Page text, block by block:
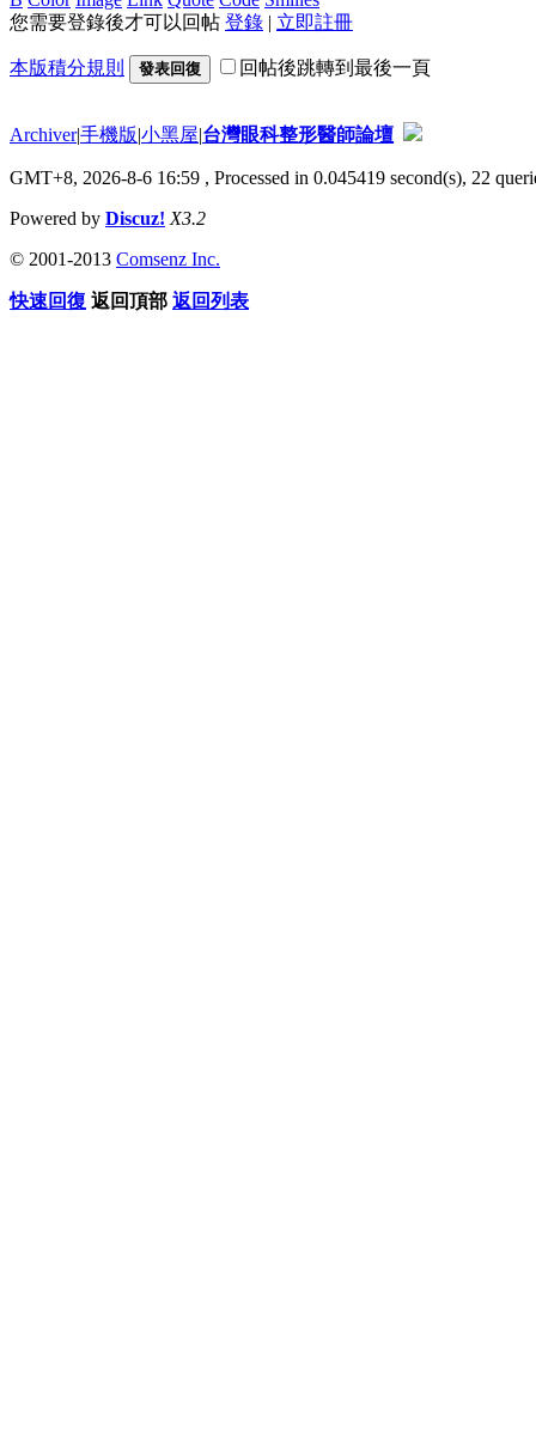
您需要登錄後才可以回帖 登錄 | 立即註冊
本版積分規則 發表回復 回帖後跳轉到最後一頁
Archiver|手機版|小黑屋|台灣眼科整形醫師論壇
GMT+8, 2026-8-6 16:59 , Processed in 0.045419 second(s), 22
Powered by Discuz! X3.2
© 2001-2013 Comsenz Inc.
快速回復 返回頂部 返回列表